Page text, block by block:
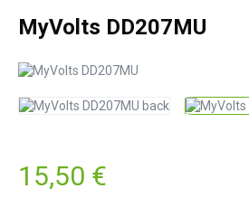
MyVolts DD207MU
15,50 €